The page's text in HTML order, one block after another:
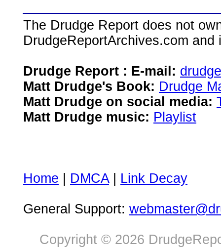
The Drudge Report does not
DrudgeReportArchives.com
Drudge Report : E-mail:
Matt Drudge's Book: Drudge
Matt Drudge on social media:
Matt Drudge music: Playlist
Home DMCA| Link Decay
General Support:
Copyright © 2026